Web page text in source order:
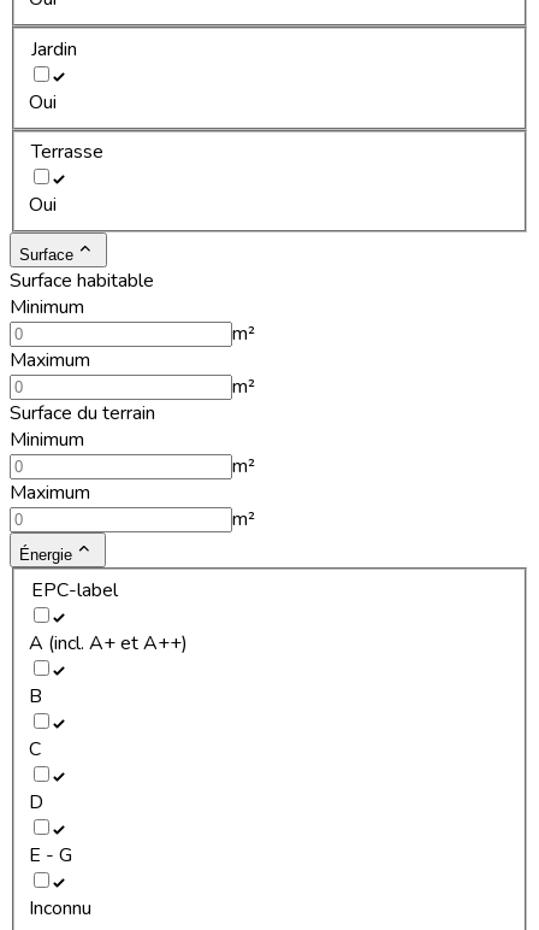
Jardin
Oui
Terrasse
Oui
Surface
Surface habitable
Minimum
m²
Maximum
m²
Surface du terrain
Minimum
m²
Maximum
m²
Énergie
EPC-label
A (incl. A+ et A++)
B
C
D
E - G
Inconnu